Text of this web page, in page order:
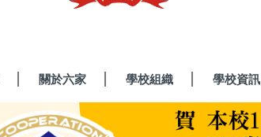
關於六家 學校組織 學校資訊